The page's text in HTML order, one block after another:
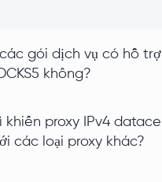
các gói dịch vụ có hỗ
không?
khiến proxy IPv4
các loại proxy khác?